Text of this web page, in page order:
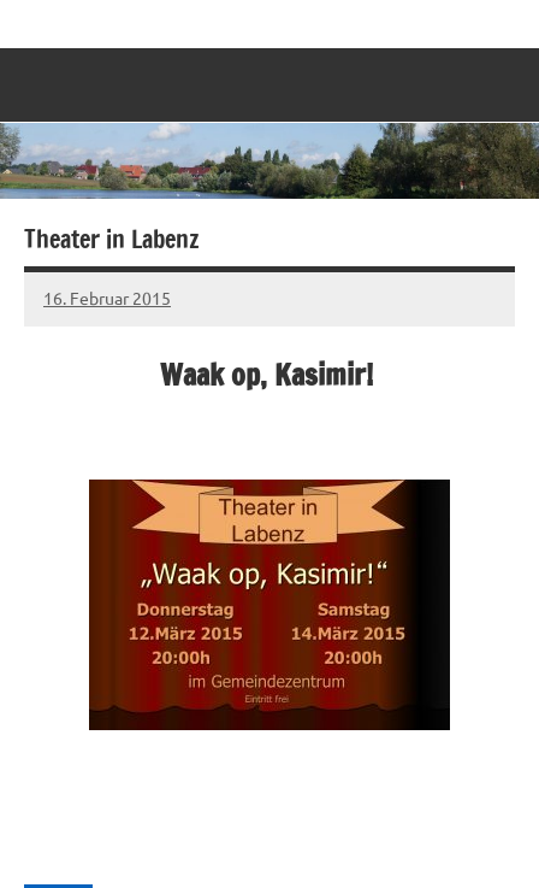
InhaltLabenz
sich
vor
Theater in Labenz
16. Februar 2015
Sven
Waak op, Kasimir!